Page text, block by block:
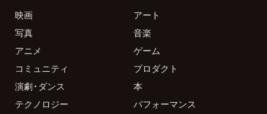
映画
アート
写真
音楽
アニメ
ゲーム
コミュニティ
プロダクト
演劇・ダンス
本
テクノロジー
パフォーマンス